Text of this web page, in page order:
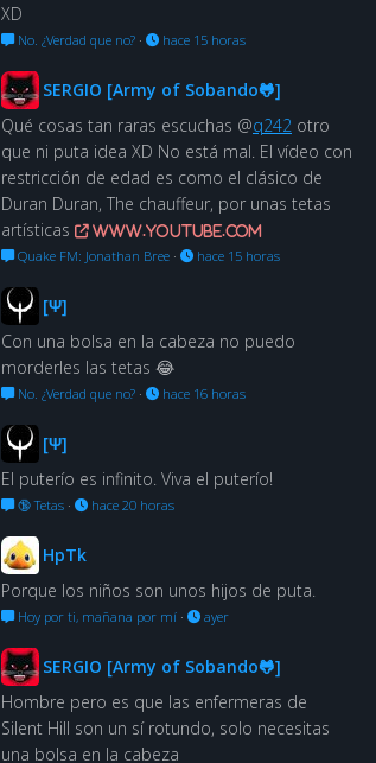
XD
No. ¿Verdad que no? · hace 15 horas
SERGIO [Army of Sobando🐸]
Qué cosas tan raras escuchas @q242 otro
que ni puta idea XD No está mal. El vídeo con
restricción de edad es como el clásico de
Duran Duran, The chauffeur, por unas tetas
artísticas
www.youtube.com
Quake FM: Jonathan Bree · hace 15 horas
[Ψ]
Con una bolsa en la cabeza no puedo
morderles las tetas 😂
No. ¿Verdad que no? · hace 16 horas
[Ψ]
El puterío es infinito. Viva el puterío!
🔞 Tetas · hace 20 horas
HpTk
Porque los niños son unos hijos de puta.
Hoy por ti, mañana por mí · ayer
SERGIO [Army of Sobando🐸]
Hombre pero es que las enfermeras de
Silent Hill son un sí rotundo, solo necesitas
una bolsa en la cabeza